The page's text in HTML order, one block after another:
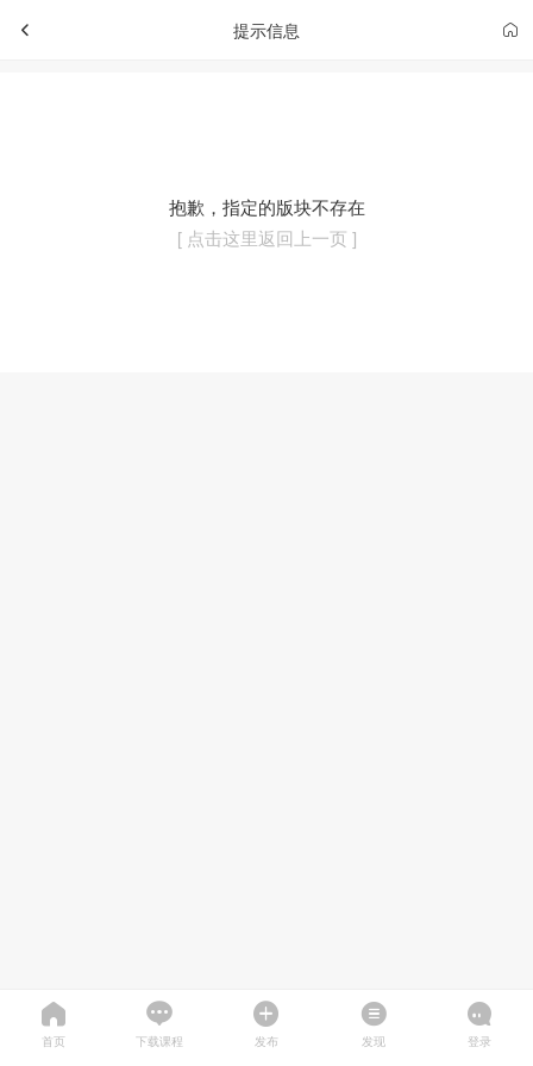
提示信息
抱歉，指定的版块不存在
[ 点击这里返回上一页 ]
首页 下载课程 发布 发现 登录